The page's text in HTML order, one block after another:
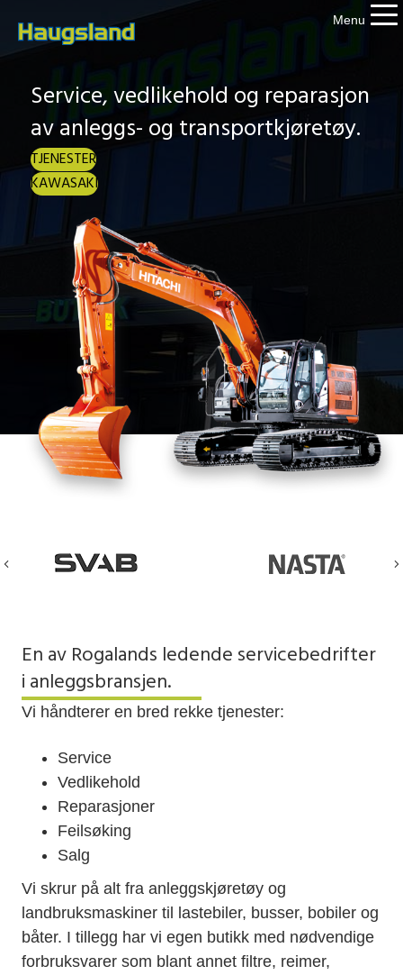
Menu
Service, vedlikehold og reparasjon
av anleggs- og transportkjøretøy.
TJENESTER
KAWASAKI
Previous
En av Rogalands ledende servicebedrifter
i anleggsbransjen.
Vi håndterer en bred rekke tjenester:
Service
Vedlikehold
Reparasjoner
Feilsøking
Salg
Vi skrur på alt fra anleggskjøretøy og
landbruksmaskiner til lastebiler, busser, bobiler og
båter. I tillegg har vi egen butikk med nødvendige
forbruksvarer som blant annet filtre, reimer,